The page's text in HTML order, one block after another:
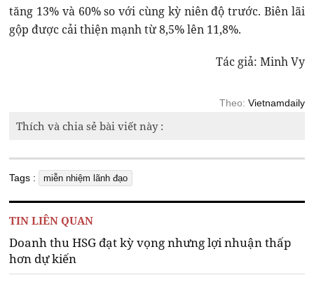
tăng 13% và 60% so với cùng kỳ niên độ trước. Biên lãi
gộp được cải thiện mạnh từ 8,5% lên 11,8%.
Tác giả: Minh Vy
Theo: Vietnamdaily
Thích và chia sẻ bài viết này :
Tags : miễn nhiệm lãnh đạo
TIN LIÊN QUAN
Doanh thu HSG đạt kỳ vọng nhưng lợi nhuận thấp
hơn dự kiến